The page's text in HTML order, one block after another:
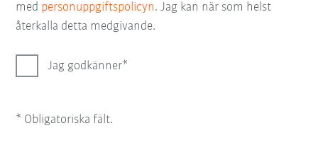
med personuppgiftspolicyn. Jag kan när som helst
återkalla detta medgivande.
Jag godkänner
* Obligatoriska fält.